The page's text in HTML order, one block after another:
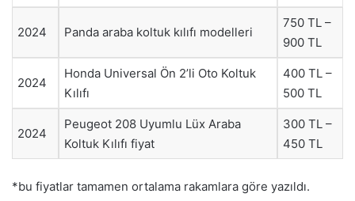
2024 Panda araba koltuk kılıfı modelleri
750 TL –
900 TL
2024
Honda Universal Ön 2’li Oto Koltuk
Kılıfı
400 TL –
500 TL
2024
Peugeot 208 Uyumlu Lüx Araba
Koltuk Kılıfı fiyat
300 TL –
450 TL
*bu fiyatlar tamamen ortalama rakamlara göre yazıldı.